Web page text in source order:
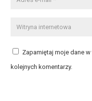
Zapamiętaj moje dane
kolejnych komentarzy.